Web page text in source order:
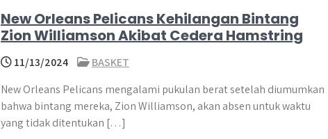
New Orleans Pelicans Kehilangan Bintang
Zion Williamson Akibat Cedera Hamstring
11/13/2024
BASKET
New Orleans Pelicans mengalami pukulan berat setelah diumumkan
bahwa bintang mereka, Zion Williamson, akan absen untuk waktu
yang tidak ditentukan […]